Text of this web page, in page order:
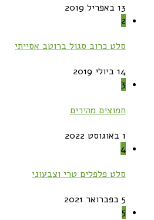
13 באפריל 2019
2
סלט כרוב סגול ברוטב אסייתי
14 ביולי 2019
3
חמוצים מהירים
1 באוגוסט 2022
4
סלט פלפלים טרי וצבעוני
5 בפברואר 2021
5